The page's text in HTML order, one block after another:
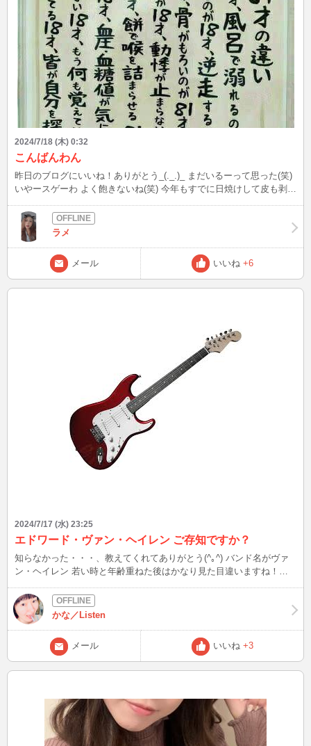
2024/7/18 (木) 0:32
こんばんわん
昨日のブログにいいね！ありがとう_(._.)_ まだいるーって思った(笑)
いやースゲーわ よく飽きないね(笑) 今年もすでに日焼けして皮も剥け
い衝動に駆られる 画像は笑えるから読んでみてね ラメの写真は気が
向いたら載せようかな バリバリ加工するよ？(笑) 明日は大事な発表が
あります。ここでじゃないよ？だからドキドキして今寝れないの。じ
ゃあチャットしようとか言わないで？←誰も言ってない(笑)
ラメ
メール いいね +6
2024/7/17 (水) 23:25
エドワード・ヴァン・ヘイレン ご存知ですか？
知らなかった・・・、教えてくれてありがとう(^｡^) バンド名がヴァ
ン・ヘイレン 若い時と年齢重ねた後はかなり見た目違いますね！！
は去ることながら、すごいヘビースモーカー😳 当時のギター少年か
らしたら青春の全て 永遠のヒーローなんだろう ギター好きの皆さん
は、エディみたいに弾けたらな・・・って当時憧れました？？ この
後、23:30 他にも思い出あったら教えてくださいね＾＾ ブログは皆様
から頂いたご質問、教えてもらったこと、盛り上がった話題を発信！
良いなと思った方は、お気に入り登録よろしくお願いします(^^) Xも
いただき、ありがとうございましたm(__)m
かな／Listen
メール いいね +3